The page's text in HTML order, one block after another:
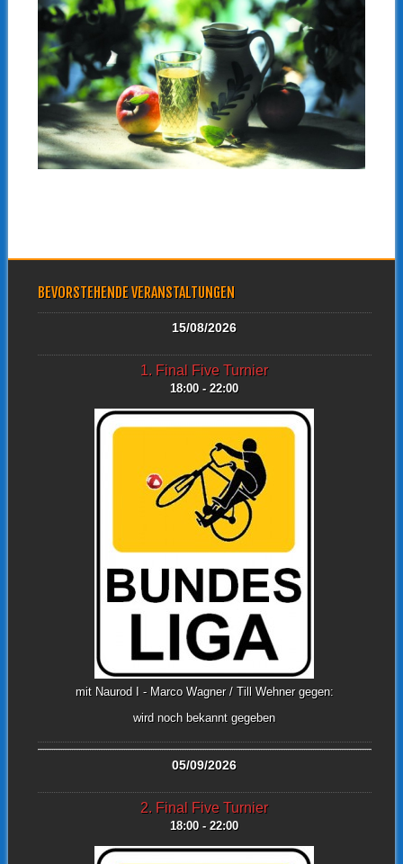
BEVORSTEHENDE VERANSTALTUNGEN
15/08/2026
1. Final Five Turnier
18:00 - 22:00
mit Naurod I - Marco Wagner / Till Wehner gegen:
wird noch bekannt gegeben
05/09/2026
2. Final Five Turnier
18:00 - 22:00